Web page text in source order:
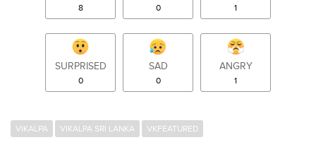
8 0 1
SURPRISED
0
SAD
0
ANGRY
1
VIKALPA VIKALPA SRI LANKA VKFEATURED